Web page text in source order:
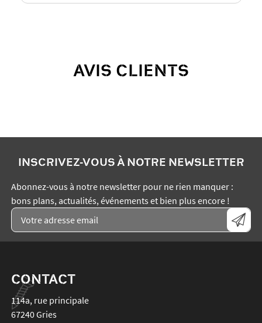
AVIS CLIENTS
INSCRIVEZ-VOUS À NOTRE NEWSLETTER
Abonnez-vous à notre newsletter pour ne rien manquer :
bons plans, actualités, événements et bien plus encore !
CONTACT
114a, rue principale
67240Gries